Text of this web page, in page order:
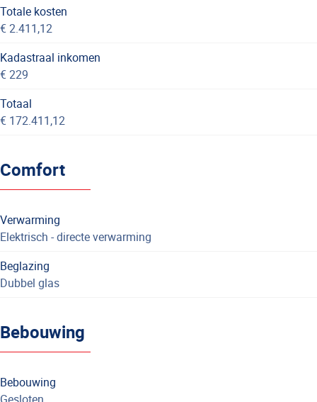
Totale kosten
€ 2.411,12
Kadastraal inkomen
€ 229
Totaal
€ 172.411,12
Comfort
Verwarming
Elektrisch - directe verwarming
Beglazing
Dubbel glas
Bebouwing
Bebouwing